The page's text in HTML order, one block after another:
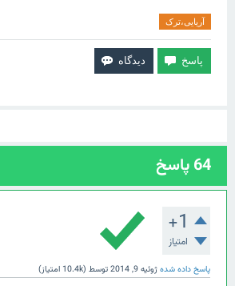
آریایی،ترک
64پاسخ
+1
امتیاز
پاسخ داده شدهژوئیه 9, 2014 توسط (
10.4k امتیاز)